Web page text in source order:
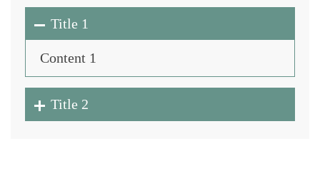
Title 1
Content 1
Title 2